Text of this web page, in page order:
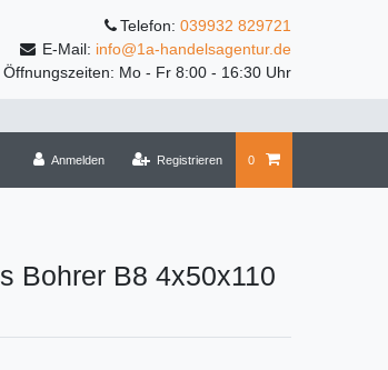
Telefon: 039932 829721
E-Mail: info@1a-handelsagentur.de
Öffnungszeiten: Mo - Fr 8:00 - 16:30 Uhr
Anmelden Registrieren 0
Bohrer B8 4x50x110